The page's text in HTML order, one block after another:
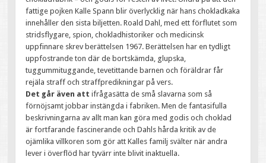
fattige pojken Kalle Spann blir överlycklig när hans chokladkaka
innehåller den sista biljetten. Roald Dahl, med ett förflutet som
stridsflygare, spion, chokladhistoriker och medicinsk
uppfinnare skrev berättelsen 1967. Berättelsen har en tydligt
uppfostrande ton där de bortskämda, glupska,
tuggummituggande, tevetittande barnen och föräldrar får
rejäla straff och straffpredikningar på vers.
Det går även att ifrågasätta de små slavarna som så
förnöjsamt jobbar instängda i fabriken. Men de fantasifulla
beskrivningarna av allt man kan göra med godis och choklad
är fortfarande fascinerande och Dahls hårda kritik av de
ojämlika villkoren som gör att Kalles familj svälter när andra
lever i överflöd har tyvärr inte blivit inaktuella.